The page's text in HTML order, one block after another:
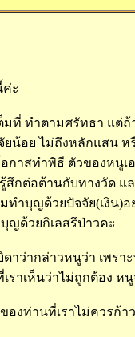
ค่ะ
มที่ ทำตามศรัทธา แต่
น้อย ไม่ถึงหลักแสน
กาสทำพิธี ตัวของหนูเ
สึกต่อต้านกับทางวัด แ
บุญด้วยปัจจัย(เงิน)อ
ญด้วยกิเลสรึป่าวคะ
าว่ากล่าวหนูว่า เพร
าเห็นว่าไม่ถูกต้อง ห
องท่านที่เราไม่ควรก้า